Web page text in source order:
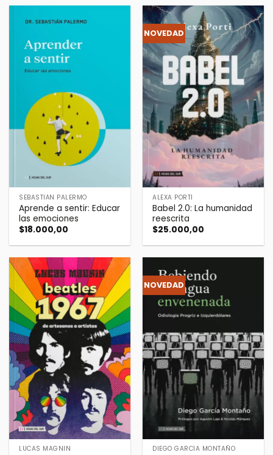
SEBASTIÁN PALERMO
Aprende a sentir: Educar
las emociones
$18.000,00
NOVEDAD
ALEXA PORTI
Babel 2.0: La humanidad
reescrita
$25.000,00
LUCAS MAGNIN
NOVEDAD
DIEGO GARCÍA MONTAÑO